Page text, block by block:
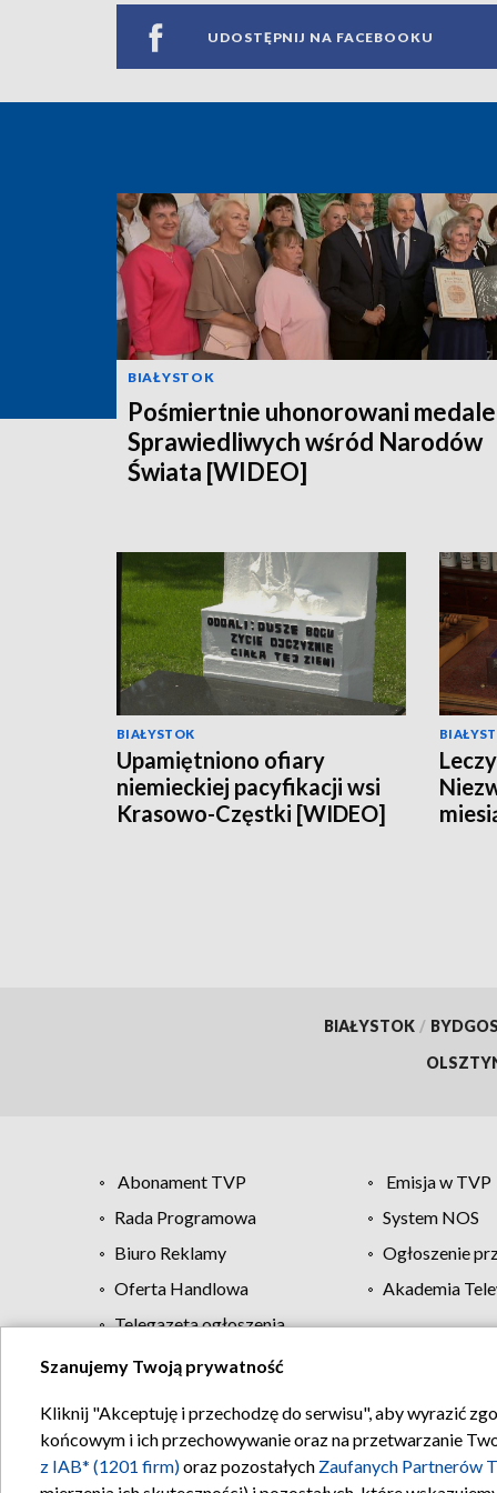
UDOSTĘPNIJ NA FACEBOOKU
BIAŁYSTOK
Pośmiertnie uhonorowani
Sprawiedliwych wśród Narodów
Świata [WIDEO]
BIAŁYSTOK
Upamiętniono ofiary
niemieckiej pacyfikacji wsi
Krasowo-Częstki [WIDEO]
BIAŁYSTOK /
Abonament TVP
Emisja w TVP
Rada Programowa
System NOS
Biuro Reklamy
Ogłoszenie
Oferta Handlowa
Akademia
Telegazeta ogłoszenia
Regulamin TVP
Szanujemy Twoją prywatność
Kliknij "Akceptuję i przechodzę do serwisu", aby wyrazić
końcowym i ich przechowywanie oraz na przetwarzanie
z IAB* (1201 firm)oraz pozostałych Zaufanych Partnerów